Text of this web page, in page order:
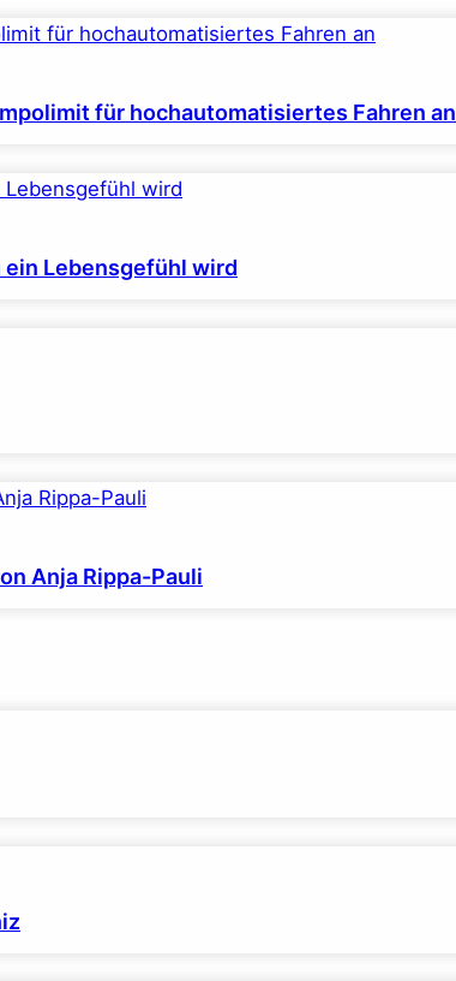
für hochautomatisiertes Fahren an
ein Lebensgefühl wird
Anja Rippa-Pauli